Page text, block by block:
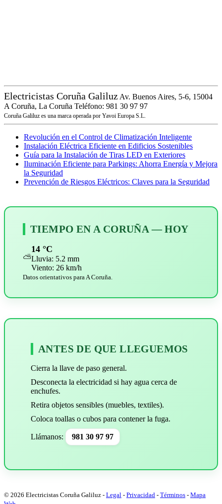
Electricistas Coruña Galiluz Av. Buenos Aires, 5-6, 15004
A Coruña, La Coruña Teléfono: 981 30 97 97
Coruña Galiluz es una marca operada por Yavoi Europa S.L.
Revolución en el Control de Climatización Inteligente
Instalación Eléctrica Eficiente en Edificios Sostenibles
Guía para la Instalación de Tiras LED en Exteriores
Iluminación Eficiente para Parkings: Ahorra Energía y Mejora
la Seguridad
Prevención de Riesgos Eléctricos: Claves para la Seguridad
TIEMPO EN A CORUÑA — HOY
⛅
14 °C
Lluvia: 5.2 mm
Viento: 26 km/h
Datos orientativos para A Coruña.
ANTES DE QUE LLEGUEMOS
Cierra la llave de paso general.
Desconecta la electricidad si hay agua cerca de
enchufes.
Retira objetos sensibles (muebles, textiles).
Coloca toallas o cubos para contener la fuga.
Llámanos: 981 30 97 97
© 2026 Electricistas Coruña Galiluz - Legal - Privacidad - Términos - Mapa